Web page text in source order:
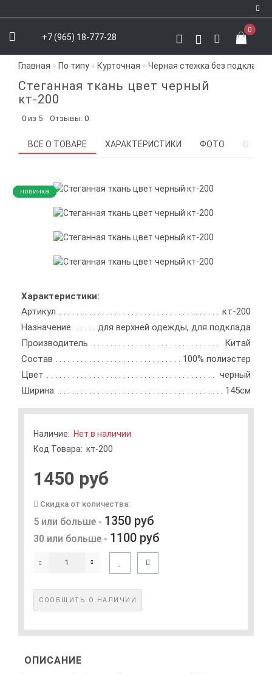
Регистрация
Авторизация
Instagram
WhatsApp
+7 (965) 18-777-28
0
Главная По типу Курточная Черная стежка без подклада
Стеганная ткань цвет черный
кт-200
0 из 5 Отзывы: 0
ВСЕ О ТОВАРЕ ХАРАКТЕРИСТИКИ ФОТО
Характеристики:
Артикул
кт-200
Назначение
для верхней одежды, для подклада
Производитель
Китай
Состав
100% полиэстер
Цвет
черный
Ширина
145см
Наличие: Нет в наличии
Код Товара: кт-200
1450 руб
Скидка от количества:
5 или больше - 1350 руб
30 или больше - 1100 руб
СООБЩИТЬ О НАЛИЧИИ
ОПИСАНИЕ
новинка
новинка
новинка
новинка
новинка